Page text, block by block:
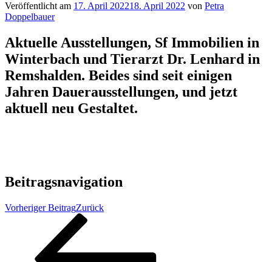
Veröffentlicht am 17. April 202218. April 2022 von Petra
Doppelbauer
Aktuelle Ausstellungen, Sf Immobilien in
Winterbach und Tierarzt Dr. Lenhard in
Remshalden. Beides sind seit einigen
Jahren Dauerausstellungen, und jetzt
aktuell neu Gestaltet.
Beitragsnavigation
Vorheriger BeitragZurück